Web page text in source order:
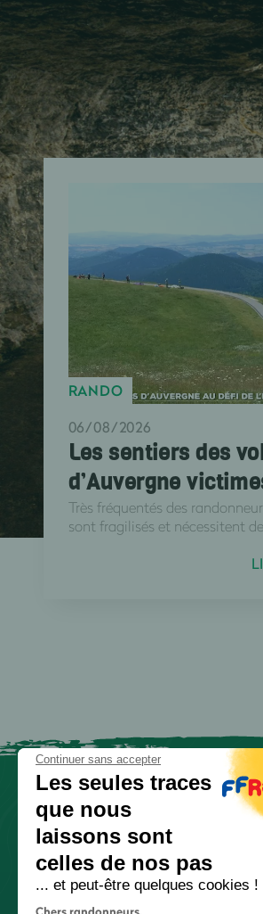
RANDO
06/08/2026
Les sentiers des
d’Auvergne
Très fréquentés des
sont fragilisés et nécessitent de
Continuer sans accepter
Les seules traces
que nous
laissons sont
celles de nos pas
... et peut-être quelques cookies !